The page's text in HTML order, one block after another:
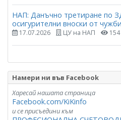
НАП: Данъчно третиране по
осигурителни вноски от
17.07.2026 ЦУ на НАП 154
Намери ни във Facebook
Харесай нашата страница
Facebook.com/KiKinfo
и се присъедини към